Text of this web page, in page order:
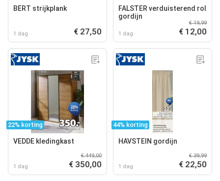
BERT strijkplank
1 dag € 27,50
FALSTER verduisterend rol
gordijn
1 dag
€ 19,99
€ 12,00
22% korting
VEDDE kledingkast
1 dag
€ 449,00
€ 350,00
44% korting
HAVSTEIN gordijn
1 dag
€ 39,99
€ 22,50